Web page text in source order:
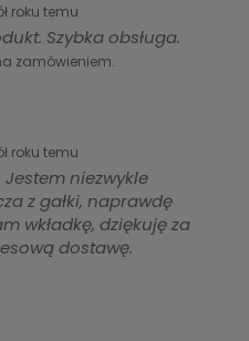
roku temu
Szybka obsługa.
zamówieniem.
roku temu
niezwykle
z gałki, naprawdę
wkładkę, dziękuję za
dostawę.